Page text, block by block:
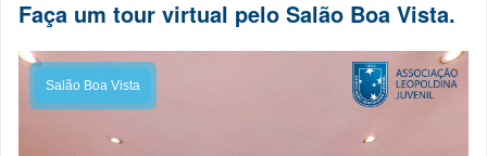
Faça um tour virtual pelo Salão Boa Vista.